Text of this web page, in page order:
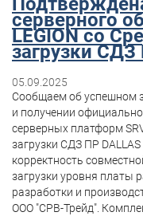
серверного
LEGION со
загрузки СДЗ
05.09.2025
Сообщаем об успешном
и получении
серверных платформ
загрузки СДЗ ПР
корректность
загрузки уровня платы
разработки и
ООО "СРВ-Трейд".